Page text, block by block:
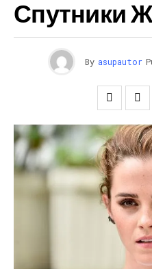
Спутники
By asupautor